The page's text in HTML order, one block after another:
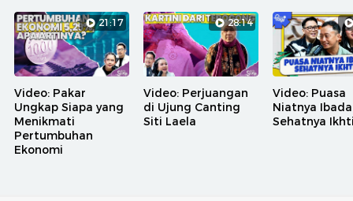
21:17
Video: Pakar
Ungkap Siapa yang
Menikmati
Pertumbuhan
Ekonomi
28:14
Video: Perjuangan
di Ujung Canting
Siti Laela
Video: Puasa
Niatnya
Sehatnya